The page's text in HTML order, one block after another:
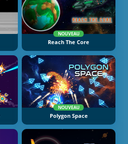
NOUVEAU
Reach The Core
NOUVEAU
Polygon Space